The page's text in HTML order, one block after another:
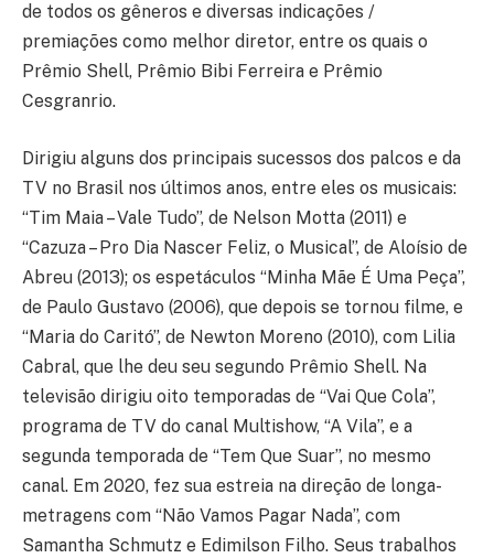
de todos os gêneros e diversas indicações /
premiações como melhor diretor, entre os quais o
Prêmio Shell, Prêmio Bibi Ferreira e Prêmio
Cesgranrio.
Dirigiu alguns dos principais sucessos dos palcos e da
TV no Brasil nos últimos anos, entre eles os musicais:
“Tim Maia – Vale Tudo”, de Nelson Motta (2011) e
“Cazuza – Pro Dia Nascer Feliz, o Musical”, de Aloísio de
Abreu (2013); os espetáculos “Minha Mãe É Uma Peça”,
de Paulo Gustavo (2006), que depois se tornou filme, e
“Maria do Caritó”, de Newton Moreno (2010), com Lilia
Cabral, que lhe deu seu segundo Prêmio Shell. Na
televisão dirigiu oito temporadas de “Vai Que Cola”,
programa de TV do canal Multishow, “A Vila”, e a
segunda temporada de “Tem Que Suar”, no mesmo
canal. Em 2020, fez sua estreia na direção de longa-
metragens com “Não Vamos Pagar Nada”, com
Samantha Schmutz e Edimilson Filho. Seus trabalhos